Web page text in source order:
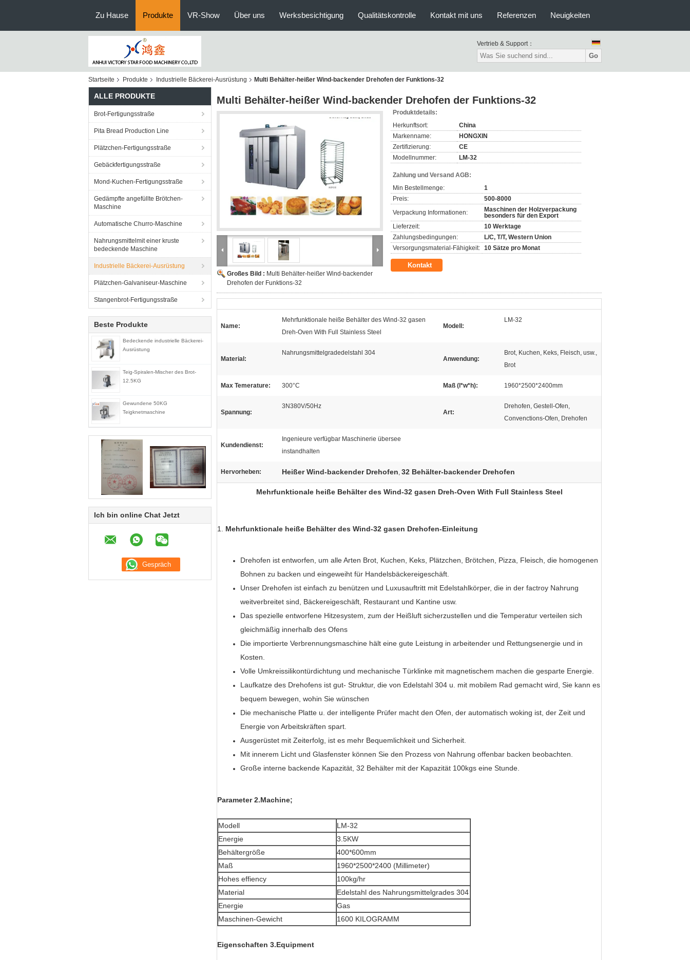
Zu Hause Produkte VR-Show Über uns Werksbesichtigung Qualitätskontrolle Kontakt mit uns Referenzen Neuigkeiten
Vertrieb & Support：
Go
Startseite Produkte Industrielle Bäckerei-Ausrüstung Multi Behälter-heißer Wind-backender Drehofen der Funktions-32
ALLE PRODUKTE
Brot-Fertigungsstraße
Pita Bread Production Line
Plätzchen-Fertigungsstraße
Gebäckfertigungsstraße
Mond-Kuchen-Fertigungsstraße
Gedämpfte angefüllte Brötchen-
Maschine
Automatische Churro-Maschine
Nahrungsmittelmit einer kruste
bedeckende Maschine
Industrielle Bäckerei-Ausrüstung
Plätzchen-Galvaniseur-Maschine
Stangenbrot-Fertigungsstraße
Beste Produkte
Bedeckende industrielle Bäckerei-
Ausrüstung
Teig-Spiralen-Mischer des Brot-
12.5KG
Gewundene 50KG
Teigknetmaschine
Ich bin online Chat Jetzt
Multi Behälter-heißer Wind-backender Drehofen der Funktions-32
Großes Bild : Multi Behälter-heißer Wind-backender
Drehofen der Funktions-32
Produktdetails:
Herkunftsort:
China
Markenname:
HONGXIN
Zertifizierung:
CE
Modellnummer:
LM-32
Zahlung und Versand AGB:
Min Bestellmenge:
1
Preis:
500-8000
Verpackung Informationen:
Maschinen der Holzverpackung
besonders für den Export
Lieferzeit:
10 Werktage
Zahlungsbedingungen:
L/C, T/T, Western Union
Versorgungsmaterial-Fähigkeit: 10 Sätze pro Monat
Kontakt
Name:
Mehrfunktionale heiße Behälter des Wind-32 gasen
Dreh-Oven With Full Stainless Steel
Modell:
LM-32
Material:
Nahrungsmittelgradedelstahl 304
Anwendung:
Brot, Kuchen, Keks, Fleisch, usw.,
Brot
Max Temerature: 300°C Maß (l*w*h): 1960*2500*2400mm
Spannung:
3N380V/50Hz
Art:
Drehofen, Gestell-Ofen,
Convenctions-Ofen, Drehofen
Kundendienst:
Ingenieure verfügbar Maschinerie übersee
instandhalten
Hervorheben: Heißer Wind-backender Drehofen, 32 Behälter-backender Drehofen
Mehrfunktionale heiße Behälter des Wind-32 gasen Dreh-Oven With Full Stainless Steel
1. Mehrfunktionale heiße Behälter des Wind-32 gasen Drehofen-Einleitung
Drehofen ist entworfen, um alle Arten Brot, Kuchen, Keks, Plätzchen, Brötchen, Pizza, Fleisch, die homogenen
Bohnen zu backen und eingeweiht für Handelsbäckereigeschäft.
Unser Drehofen ist einfach zu benützen und Luxusauftritt mit Edelstahlkörper, die in der factroy Nahrung
weitverbreitet sind, Bäckereigeschäft, Restaurant und Kantine usw.
Das spezielle entworfene Hitzesystem, zum der Heißluft sicherzustellen und die Temperatur verteilen sich
gleichmäßig innerhalb des Ofens
Die importierte Verbrennungsmaschine hält eine gute Leistung in arbeitender und Rettungsenergie und in
Kosten.
Volle Umkreissilikontürdichtung und mechanische Türklinke mit magnetischem machen die gesparte Energie.
Laufkatze des Drehofens ist gut- Struktur, die von Edelstahl 304 u. mit mobilem Rad gemacht wird, Sie kann es
bequem bewegen, wohin Sie wünschen
Die mechanische Platte u. der intelligente Prüfer macht den Ofen, der automatisch woking ist, der Zeit und
Energie von Arbeitskräften spart.
Ausgerüstet mit Zeiterfolg, ist es mehr Bequemlichkeit und Sicherheit.
Mit innerem Licht und Glasfenster können Sie den Prozess von Nahrung offenbar backen beobachten.
Große interne backende Kapazität, 32 Behälter mit der Kapazität 100kgs eine Stunde.
Parameter 2.Machine;
Modell
LM-32
Energie
3.5KW
Behältergröße
400*600mm
Maß
1960*2500*2400 (Millimeter)
Hohes effiency
100kg/hr
Material
Edelstahl des Nahrungsmittelgrades 304
Energie
Gas
Maschinen-Gewicht
1600 KILOGRAMM
Eigenschaften 3.Equipment